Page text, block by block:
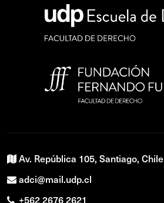
Av. República 105, Santiago, Chile
adci@mail.udp.cl
+562 2676 2621